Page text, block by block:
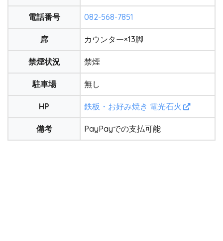
電話番号 082-568-7851
席 カウンター×13脚
禁煙状況 禁煙
駐車場 無し
HP 鉄板・お好み焼き 電光石火
備考 PayPayでの支払可能